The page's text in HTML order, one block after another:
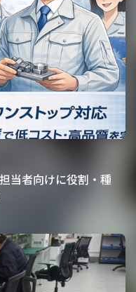
当者向けに役割・種